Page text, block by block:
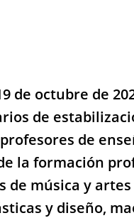
de octubre de
de
de
la formación
de música y
y diseño,